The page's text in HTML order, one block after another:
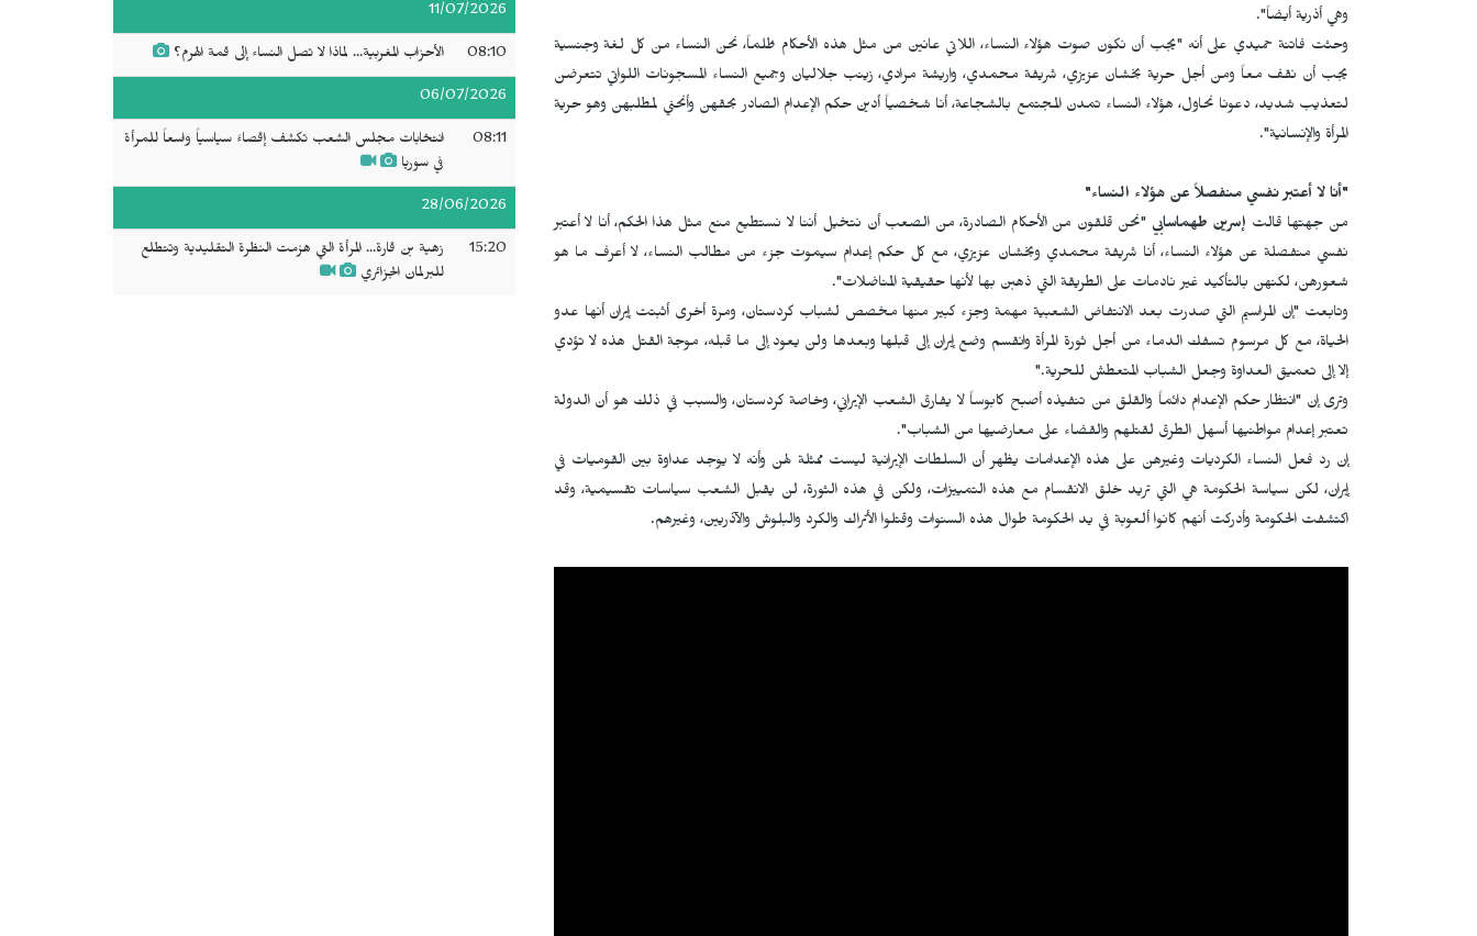
وهي أذرية أيضاً".
وحثت فاتنة حميدي على أنه "يجب أن نكون صوت هؤلاء النساء، اللاتي عانين من مثل هذه الأحكام ظلماً، نحن النساء من كل لغة وجنسية
يجب أن نقف معاً ومن أجل حرية بخشان عزيزي، شريفة محمدي، واريشة مرادي، زينب جلاليان وجميع النساء المسجونات اللواتي تتعرضن
لتعذيب شديد، دعونا نحاول، هؤلاء النساء تمدن المجتمع بالشجاعة، أنا شخصياً أدين حكم الإعدام الصادر بحقهن وأنحني لمطلبهن وهو حرية
المرأة والإنسانية".
"أنا لا أعتبر نفسي منفصلاً عن هؤلاء النساء"
من جهتها قالت إسرين طهماسابي "نحن قلقون من الأحكام الصادرة، من الصعب أن نتخيل أننا لا نستطيع منع مثل هذا الحكم، أنا لا أعتبر
نفسي منفصلة عن هؤلاء النساء، أنا شريفة محمدي وبخشان عزيزي، مع كل حكم إعدام سيموت جزء من مطالب النساء، لا أعرف ما هو
شعورهن، لكنهن بالتأكيد غير نادمات على الطريقة التي ذهبن بها لأنها حقيقية المناضلات".
وتابعت "إن المراسيم التي صدرت بعد الانتفاض الشعبية مهمة وجزء كبير منها مخصص لشباب كردستان، ومرة ​​أخرى أثبتت إيران أنها عدو
الحياة، مع كل مرسوم تسفك الدماء من أجل ثورة المرأة وانقسم وضع إيران إلى قبلها وبعدها ولن يعود إلى ما قبله، موجة القتل هذه لا تؤدي
إلا إلى تعميق العداوة وجعل الشباب المتعطش للحرية."
وترى إن "انتظار حكم الإعدام دائماً والقلق من تنفيذه أصبح كابوساً لا يفارق الشعب الإيراني، وخاصة كردستان، والسبب في ذلك هو أن الدولة
تعتبر إعدام مواطنيها أسهل الطرق لقتلهم والقضاء على معارضيها من الشباب".
إن رد فعل النساء الكرديات وغيرهن على هذه الإعدامات يظهر أن السلطات الإيرانية ليست ممثلة لهن وأنه لا يوجد عداوة بين القوميات في
إيران، لكن سياسة الحكومة هي التي تريد خلق الانقسام مع هذه التمييزات، ولكن في هذه الثورة، لن يقبل الشعب سياسات تقسيمية، وقد
اكتشفت الحكومة وأدركت أنهم كانوا ألعوبة في يد الحكومة طوال هذه السنوات وقتلوا الأتراك والكرد والبلوش والآذريين، وغيرهم.
11/07/2026
08:10 الأحزاب المغربية... لماذا لا تصل النساء إلى قمة الهرم؟
06/07/2026
08:11
انتخابات مجلس الشعب تكشف إقصاءً سياسياً واسعاً للمرأة
في سوريا
28/06/2026
15:20
زهية بن قارة... المرأة التي هزمت النظرة التقليدية وتتطلع
للبرلمان الجزائري